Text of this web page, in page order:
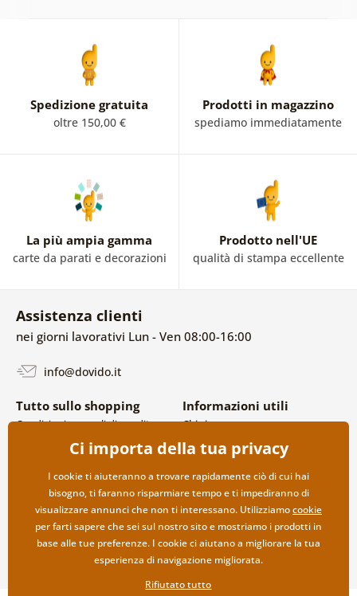
Spedizione gratuita
oltre 150,00 €
Prodotti in magazzino
spediamo immediatamente
La più ampia gamma
carte da parati e decorazioni
Prodotto nell'UE
qualità di stampa eccellente
Assistenza clienti
nei giorni lavorativi Lun - Ven 08:00-16:00
info@dovido.it
Tutto sullo shopping
Condizioni generali di vendita e
Politica sulla privacy
Opzioni di spedizione e
pagamento
Reso della merce
Informazioni utili
Chi siamo
FAQ
Contatti
Collaborazione all’ingrosso
Ci importa della tua privacy
I cookie ti aiuteranno a trovare rapidamente ciò di cui hai
bisogno, ti faranno risparmiare tempo e ti impediranno di
visualizzare annunci che non ti interessano. Utilizziamocookie
per farti sapere che sei sul nostro sito e mostriamo i prodotti in
base alle tue preferenze. I cookie ci aiutano a migliorare la tua
esperienza di navigazione migliorata.
Rifiutato tutto